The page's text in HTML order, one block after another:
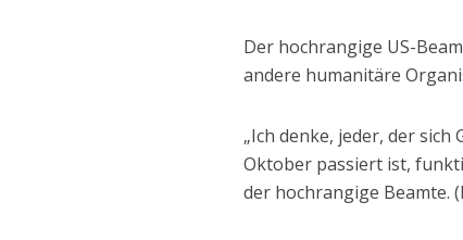
Der hochrangige US-
andere humanitäre
„Ich denke, jeder, der sich
Oktober passiert ist,
der hochrangige Beamte.